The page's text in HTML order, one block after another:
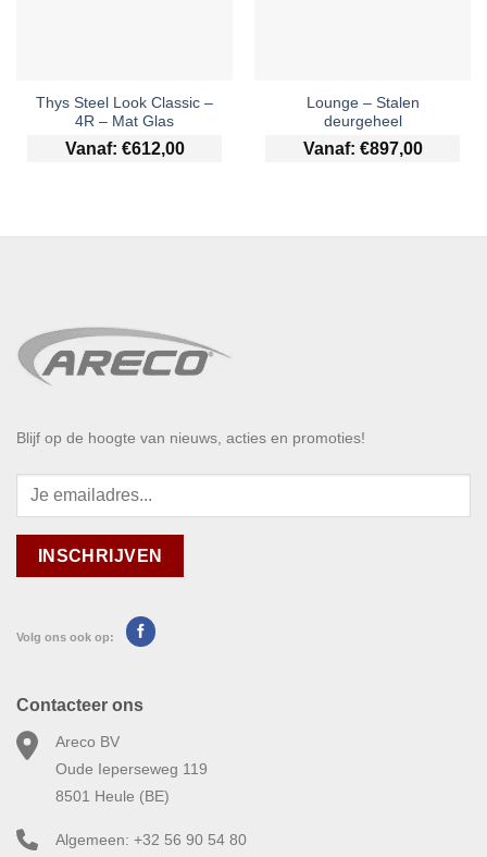
Thys Steel Look Classic –
4R – Mat Glas
Vanaf: €612,00
Lounge – Stalen
deurgeheel
Vanaf: €897,00
Blijf op de hoogte van nieuws, acties en promoties!
Volg ons ook op:
Contacteer ons
Areco BV
Oude Ieperseweg 119
8501 Heule (BE)
Algemeen: +32 56 90 54 80